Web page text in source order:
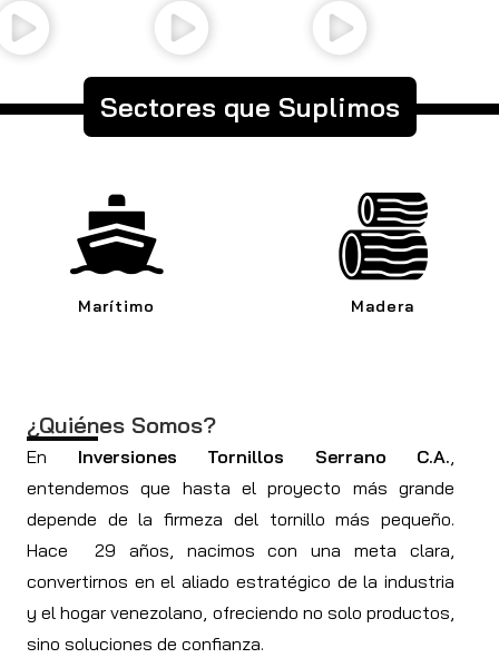
Sectores que Suplimos
Marítimo Madera
¿Quiénes Somos?
En Inversiones Tornillos Serrano C.A.,
entendemos que hasta el proyecto más grande
depende de la firmeza del tornillo más pequeño.
Hace 29 años, nacimos con una meta clara,
convertirnos en el aliado estratégico de la industria
y el hogar venezolano, ofreciendo no solo productos,
sino soluciones de confianza.